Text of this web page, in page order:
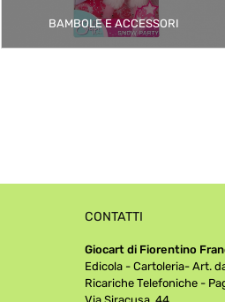
BAMBOLE E ACCESSORI
CONTATTI
Giocart di Fiorentino
Edicola - Cartoleria- Art.
Ricariche Telefoniche -